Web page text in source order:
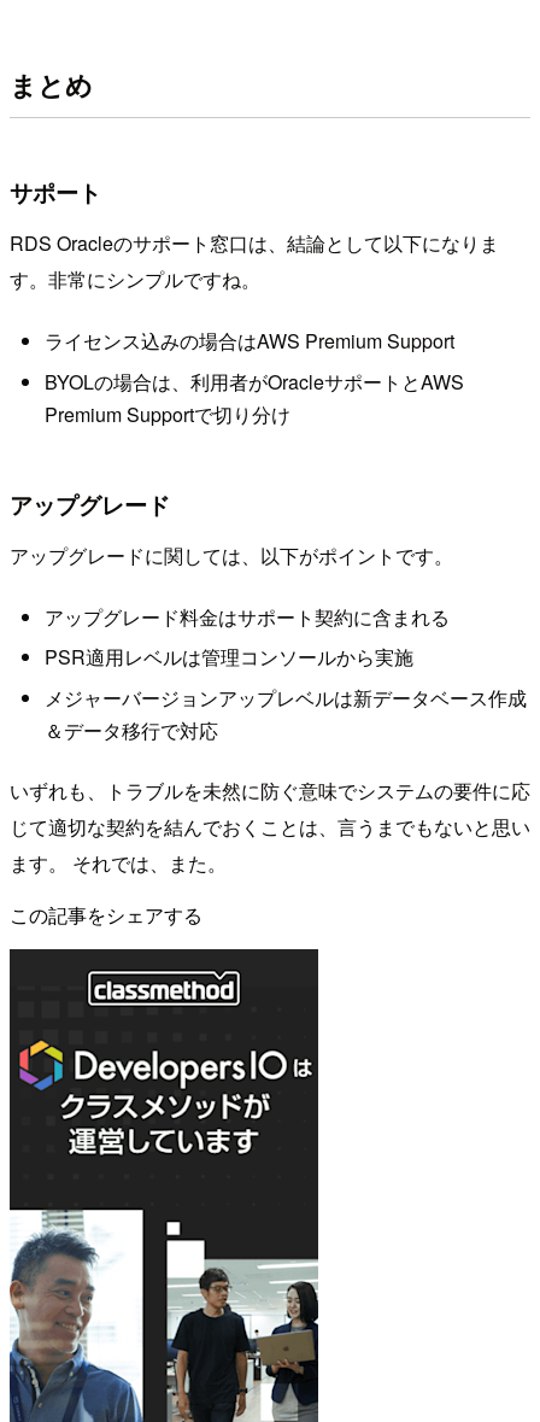
まとめ
サポート
RDS Oracleのサポート窓口は、結論として以下になりま
す。非常にシンプルですね。
ライセンス込みの場合はAWS Premium Support
BYOLの場合は、利用者がOracleサポートとAWS
Premium Supportで切り分け
アップグレード
アップグレードに関しては、以下がポイントです。
アップグレード料金はサポート契約に含まれる
PSR適用レベルは管理コンソールから実施
メジャーバージョンアップレベルは新データベース作成
＆データ移行で対応
いずれも、トラブルを未然に防ぐ意味でシステムの要件に応
じて適切な契約を結んでおくことは、言うまでもないと思い
ます。 それでは、また。
この記事をシェアする